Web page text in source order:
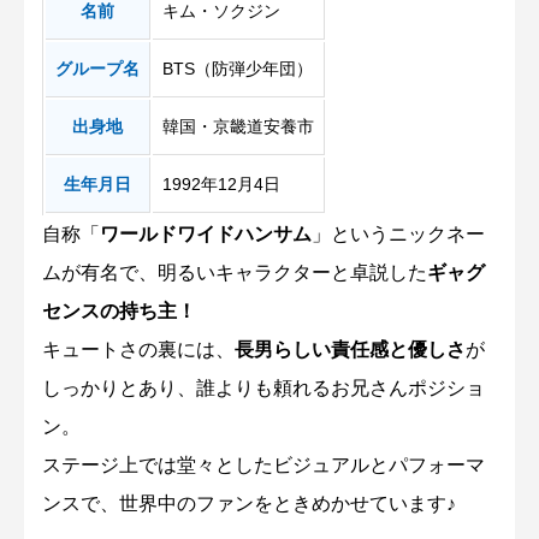
名前 キム・ソクジン
グループ名 BTS（防弾少年団）
出身地 韓国・京畿道安養市
生年月日 1992年12月4日
自称「 ワールドワイドハンサム 」というニックネー
ムが有名で、明るいキャラクターと卓説したギャグ
センスの持ち主！
キュートさの裏には、 長男らしい責任感と優しさが
しっかりとあり、誰よりも頼れるお兄さんポジショ
ン。
ステージ上では堂々としたビジュアルとパフォーマ
ンスで、世界中のファンをときめかせています♪